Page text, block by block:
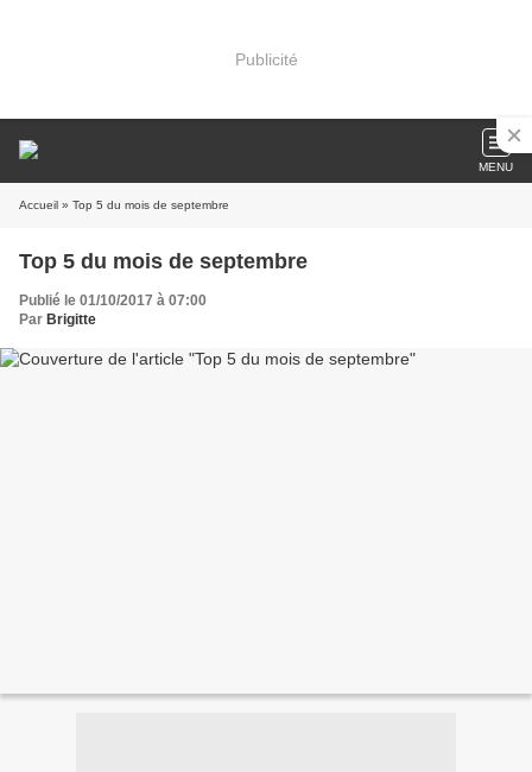
Publicité
MENU
Accueil » Top 5 du mois de septembre
Top 5 du mois de septembre
Publié le 01/10/2017 à 07:00
Par Brigitte